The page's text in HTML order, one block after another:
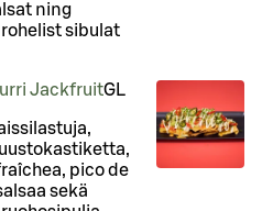
ning
sibulat
JackfruitGL
pico de
sekä